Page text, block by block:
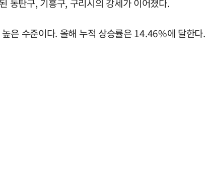
동탄구, 기흥구, 구리시의 강세가 이어졌다.
은 수준이다. 올해 누적 상승률은 14.46%에 달한다.